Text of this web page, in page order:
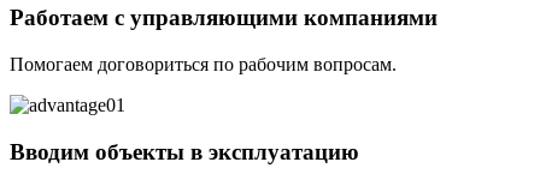
Работаем с управляющими компаниями
Помогаем договориться по рабочим вопросам.
Вводим объекты в эксплуатацию